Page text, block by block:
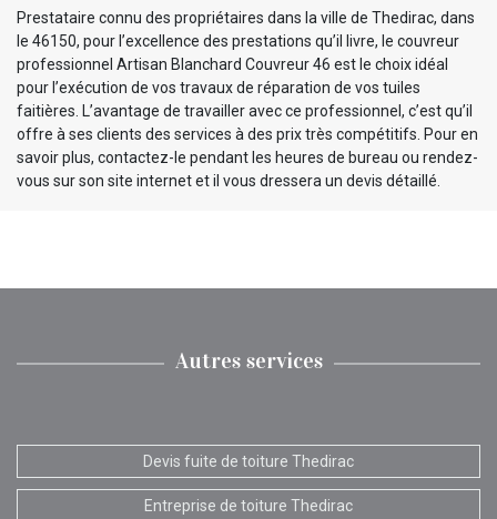
Prestataire connu des propriétaires dans la ville de Thedirac, dans
le 46150, pour l’excellence des prestations qu’il livre, le couvreur
professionnel Artisan Blanchard Couvreur 46 est le choix idéal
pour l’exécution de vos travaux de réparation de vos tuiles
faitières. L’avantage de travailler avec ce professionnel, c’est qu’il
offre à ses clients des services à des prix très compétitifs. Pour en
savoir plus, contactez-le pendant les heures de bureau ou rendez-
vous sur son site internet et il vous dressera un devis détaillé.
Autres services
Devis fuite de toiture Thedirac
Entreprise de toiture Thedirac